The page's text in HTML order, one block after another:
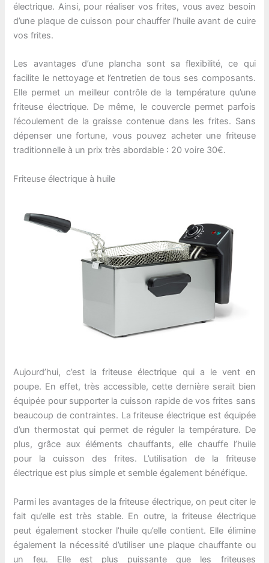
électrique. Ainsi, pour réaliser vos frites, vous avez besoin
d’une plaque de cuisson pour chauffer l’huile avant de cuire
vos frites.
Les avantages d’une plancha sont sa flexibilité, ce qui
facilite le nettoyage et l’entretien de tous ses composants.
Elle permet un meilleur contrôle de la température qu’une
friteuse électrique. De même, le couvercle permet parfois
l’écoulement de la graisse contenue dans les frites. Sans
dépenser une fortune, vous pouvez acheter une friteuse
traditionnelle à un prix très abordable : 20 voire 30€.
Friteuse électrique à huile
Aujourd’hui, c’est la friteuse électrique qui a le vent en
poupe. En effet, très accessible, cette dernière serait bien
équipée pour supporter la cuisson rapide de vos frites sans
beaucoup de contraintes. La friteuse électrique est équipée
d’un thermostat qui permet de réguler la température. De
plus, grâce aux éléments chauffants, elle chauffe l’huile
pour la cuisson des frites. L’utilisation de la friteuse
électrique est plus simple et semble également bénéfique.
Parmi les avantages de la friteuse électrique, on peut citer le
fait qu’elle est très stable. En outre, la friteuse électrique
peut également stocker l’huile qu’elle contient. Elle élimine
également la nécessité d’utiliser une plaque chauffante ou
un feu. Elle est plus puissante que les friteuses